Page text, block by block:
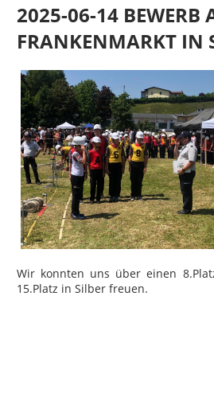
2025-06-14 BEWERB
FRANKENMARKT IN
Wir konnten uns über einen
15.Platz in Silber freuen.